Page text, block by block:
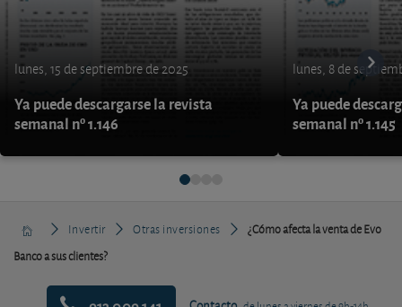
lunes, 15 de septiembre de 2025
Ya puede descargarse la revista
semanal nº 1.146
lunes, 8 de
Ya puede
semanal nº 1.145
Invertir Otras inversiones
¿Cómo afecta la venta de Evo
Banco a sus clientes?